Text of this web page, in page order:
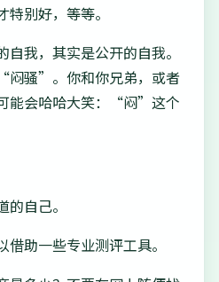
别好，等等。
我，其实是公开的自我。
闷骚”。你和你兄弟，或者
能会哈哈大笑：“闷”这个
自己。
助一些专业测评工具。